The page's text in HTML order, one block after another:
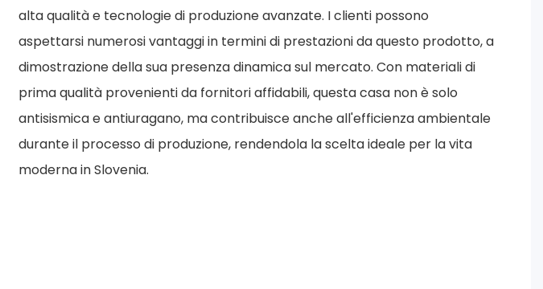
alta qualità e tecnologie di produzione avanzate. I clienti possono
aspettarsi numerosi vantaggi in termini di prestazioni da questo prodotto, a
dimostrazione della sua presenza dinamica sul mercato. Con materiali di
prima qualità provenienti da fornitori affidabili, questa casa non è solo
antisismica e antiuragano, ma contribuisce anche all'efficienza ambientale
durante il processo di produzione, rendendola la scelta ideale per la vita
moderna in Slovenia.